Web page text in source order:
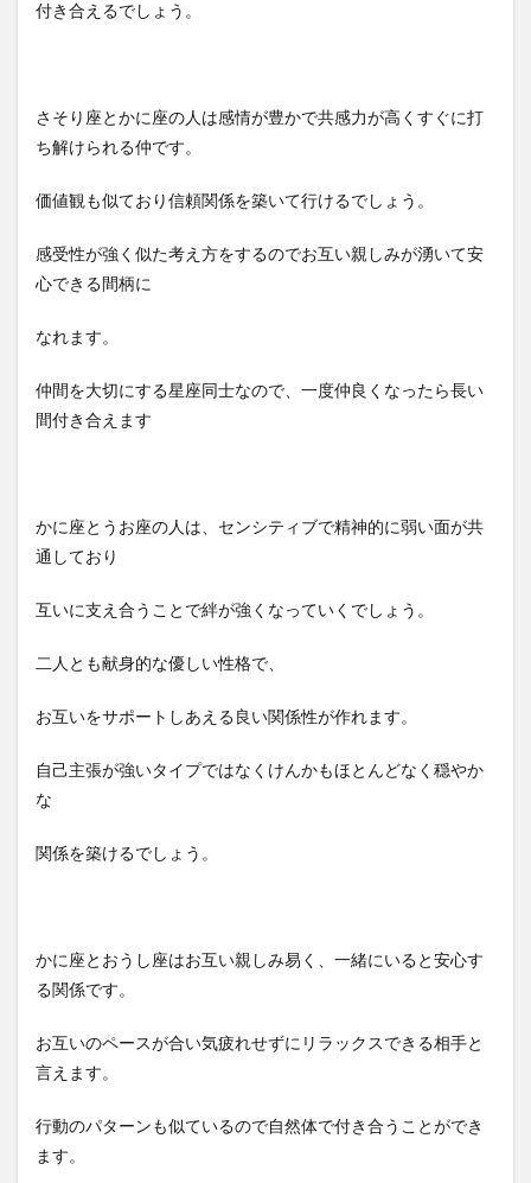
付き合えるでしょう。
さそり座とかに座の人は感情が豊かで共感力が高くすぐに打
ち解けられる仲です。
価値観も似ており信頼関係を築いて行けるでしょう。
感受性が強く似た考え方をするのでお互い親しみが湧いて安
心できる間柄に
なれます。
仲間を大切にする星座同士なので、一度仲良くなったら長い
間付き合えます
かに座とうお座の人は、センシティブで精神的に弱い面が共
通しており
互いに支え合うことで絆が強くなっていくでしょう。
二人とも献身的な優しい性格で、
お互いをサポートしあえる良い関係性が作れます。
自己主張が強いタイプではなくけんかもほとんどなく穏やか
な
関係を築けるでしょう。
かに座とおうし座はお互い親しみ易く、一緒にいると安心す
る関係です。
お互いのペースが合い気疲れせずにリラックスできる相手と
言えます。
行動のパターンも似ているので自然体で付き合うことができ
ます。